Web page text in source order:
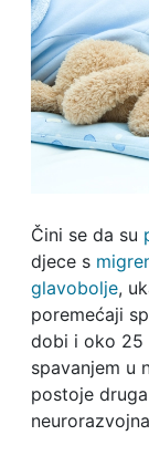
Čini se da su
djece s
glavobolje,
poremećaji
dobi i oko 25
spavanjem u
postoje